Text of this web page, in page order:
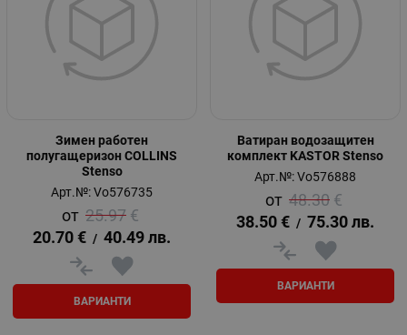
Зимен работен
полугащеризон COLLINS
Stenso
Арт.№: Vo576735
25.97 €
20.70 € / 40.49 лв.
ВАРИАНТИ
Ватиран водозащитен
комплект KASTOR Stenso
Арт.№: Vo576888
48.30 €
38.50 € / 75.30 лв.
ВАРИАНТИ